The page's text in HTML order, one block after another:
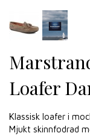
Loafer
Klassisk loafer i
Mjukt skinnfodrad